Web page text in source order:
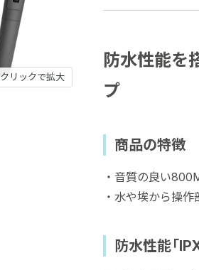
リックで拡大
防水性能を
プ
商品の特徴
・音質の良い
・水や埃から操
防水性能「